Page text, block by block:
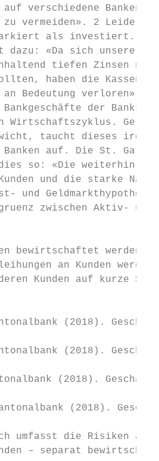
verschiedene
zu vermeiden». 2
als investiert. Die
dazu: «Da sich
anhaltend tiefen Zinsen
haben die
Bedeutung
der
taucht dieses
Banken auf. Die St.
dies so: «Die
und die starke
und
zwischen Aktiv-
bewirtschaftet
an Kunden
Kunden auf
(2018).
(2018).
(2018).
(2018).
umfasst die Risiken
– separat